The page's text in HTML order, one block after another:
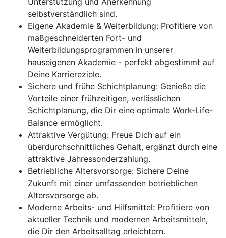
selbstverständlich sind.
Eigene Akademie & Weiterbildung: Profitiere von
maßgeschneiderten Fort- und
Weiterbildungsprogrammen in unserer
hauseigenen Akademie - perfekt abgestimmt auf
Deine Karriereziele.
Sichere und frühe Schichtplanung: Genieße die
Vorteile einer frühzeitigen, verlässlichen
Schichtplanung, die Dir eine optimale Work-Life-
Balance ermöglicht.
Attraktive Vergütung: Freue Dich auf ein
überdurchschnittliches Gehalt, ergänzt durch eine
attraktive Jahressonderzahlung.
Betriebliche Altersvorsorge: Sichere Deine
Zukunft mit einer umfassenden betrieblichen
Altersvorsorge ab.
Moderne Arbeits- und Hilfsmittel: Profitiere von
aktueller Technik und modernen Arbeitsmitteln,
die Dir den Arbeitsalltag erleichtern.